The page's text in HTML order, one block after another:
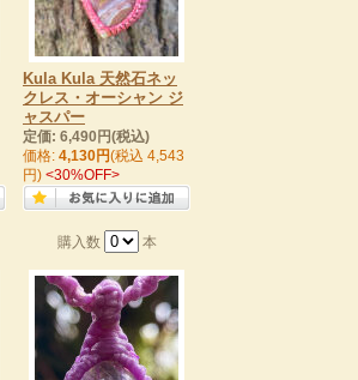
Kula Kula 天然石ネッ
クレス・オーシャン ジ
ャスパー
定価: 6,490円(税込)
価格: 4,130円(税込 4,543
円) <30%OFF>
購入数 本